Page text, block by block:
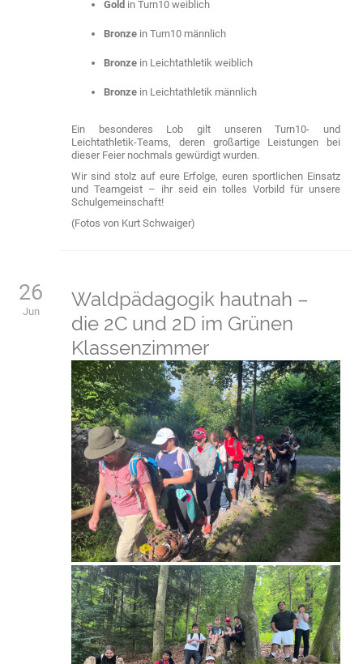
Gold in Turn10 weiblich
Bronze in Turn10 männlich
Bronze in Leichtathletik weiblich
Bronze in Leichtathletik männlich
Ein besonderes Lob gilt unseren Turn10- und
Leichtathletik-Teams, deren großartige Leistungen bei
dieser Feier nochmals gewürdigt wurden.
Wir sind stolz auf eure Erfolge, euren sportlichen Einsatz
und Teamgeist – ihr seid ein tolles Vorbild für unsere
Schulgemeinschaft!
(Fotos von Kurt Schwaiger)
26
Jun
Waldpädagogik hautnah –
die 2C und 2D im Grünen
Klassenzimmer